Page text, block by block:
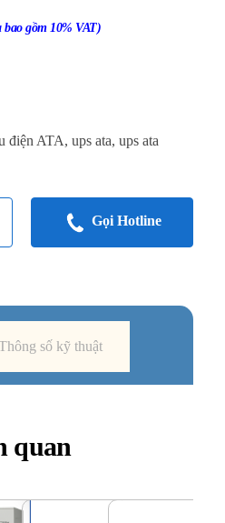
gồm 10% VAT)
điện ATA, ups ata, ups ata
Gọi Hotline
số kỹ thuật
quan